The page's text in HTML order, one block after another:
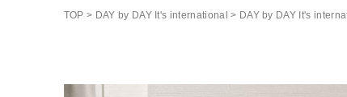
TOP DAY by DAY It's international DAY by DAY It's